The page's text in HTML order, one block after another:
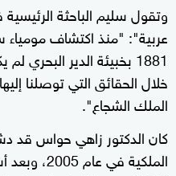
وتقول سليم الباحثة
عربية": "منذ اكتشاف مومياء
1881 بخبيئة الدير
خلال الحقائق التي توصلنا
الملك الشجاع".
كان الدكتور زاهي حواس
الملكية